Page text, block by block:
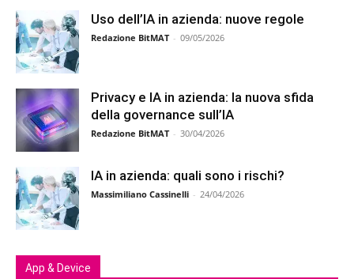
Uso dell’IA in azienda: nuove regole
Redazione BitMAT - 09/05/2026
Privacy e IA in azienda: la nuova sfida
della governance sull’IA
Redazione BitMAT - 30/04/2026
IA in azienda: quali sono i rischi?
Massimiliano Cassinelli - 24/04/2026
App & Device